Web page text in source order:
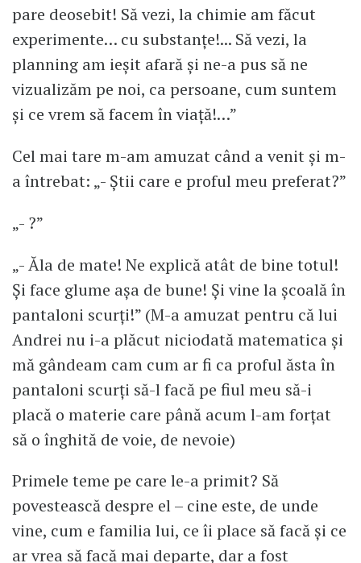
pare deosebit! Să vezi, la chimie am făcut
experimente… cu substanțe!... Să vezi, la
planning am ieșit afară și ne-a pus să ne
vizualizăm pe noi, ca persoane, cum suntem
și ce vrem să facem în viață!…”
Cel mai tare m-am amuzat când a venit și m-
a întrebat: „- Știi care e proful meu preferat?”
„- ?”
„- Ăla de mate! Ne explică atât de bine totul!
Și face glume așa de bune! Și vine la școală în
pantaloni scurți!” (M-a amuzat pentru că lui
Andrei nu i-a plăcut niciodată matematica și
mă gândeam cam cum ar fi ca proful ăsta în
pantaloni scurți să-l facă pe fiul meu să-i
placă o materie care până acum l-am forțat
să o înghită de voie, de nevoie)
Primele teme pe care le-a primit? Să
povestească despre el – cine este, de unde
vine, cum e familia lui, ce îi place să facă și ce
ar vrea să facă mai departe, dar a fost